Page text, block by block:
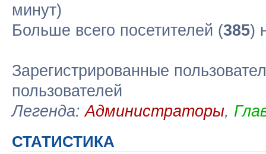
минут)
Больше всего посетителей (385)
Зарегистрированные
пользователей
Легенда:Администраторы,
СТАТИСТИКА